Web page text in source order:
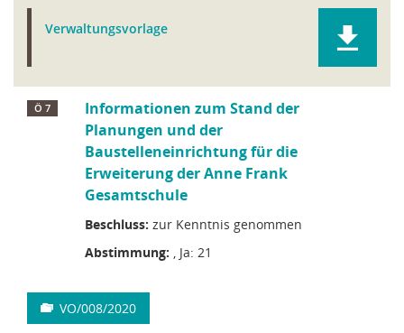
Verwaltungsvorlage
Ö 7
Informationen zum Stand der
Planungen und der
Baustelleneinrichtung für die
Erweiterung der Anne Frank
Gesamtschule
Beschluss: zur Kenntnis genommen
Abstimmung: , Ja: 21
VO/008/2020